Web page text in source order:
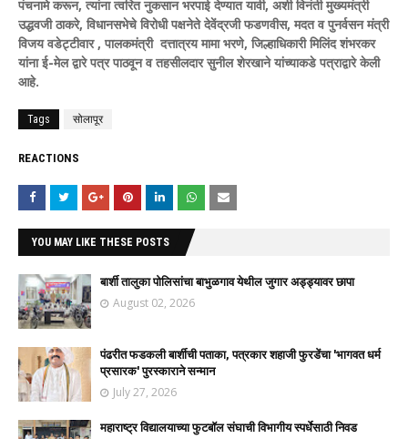
पंचनामे करून, त्यांना त्वरित नुकसान भरपाई देण्यात यावी, अशी विनंती मुख्यमंत्री
उद्धवजी ठाकरे, विधानसभेचे विरोधी पक्षनेते देवेंद्रजी फडणवीस, मदत व पुनर्वसन मंत्री
विजय वडेट्टीवार , पालकमंत्री दत्तात्रय मामा भरणे, जिल्हाधिकारी मिलिंद शंभरकर
यांना ई-मेल द्वारे पत्र पाठवून व तहसीलदार सुनील शेरखाने यांच्याकडे पत्राद्वारे केली
आहे.
Tags सोलापूर
REACTIONS
YOU MAY LIKE THESE POSTS
बार्शी तालुका पोलिसांचा बाभुळगाव येथील जुगार अड्ड्यावर छापा
August 02, 2026
पंढरीत फडकली बार्शीची पताका, पत्रकार शहाजी फुरडेंचा 'भागवत धर्म
प्रसारक' पुरस्काराने सन्मान
July 27, 2026
महाराष्ट्र विद्यालयाच्या फुटबॉल संघाची विभागीय स्पर्धेसाठी निवड